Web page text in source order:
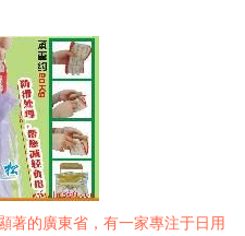
著的廣東省，有一家專注于日用